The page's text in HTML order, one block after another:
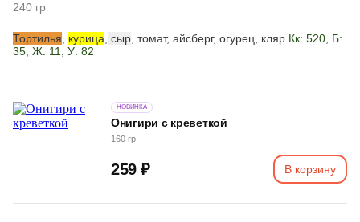
240 гр
Тортилья курица сыр , томат, айсберг, огурец, кляр Кк: 520, Б:
35, Ж: 11, У: 82
Онигири с креветкой
НОВИНКА
160 гр
259 ₽ В корзину